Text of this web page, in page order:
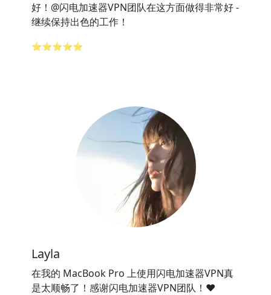
好！@闪电加速器VPN团队在这方面做得非常好 -
继续保持出色的工作！
⭐⭐⭐⭐⭐
Layla
在我的 MacBook Pro 上使用闪电加速器VPN真
是太顺畅了！感谢闪电加速器VPN团队！❤️